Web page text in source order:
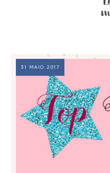
31 MAIO 2017